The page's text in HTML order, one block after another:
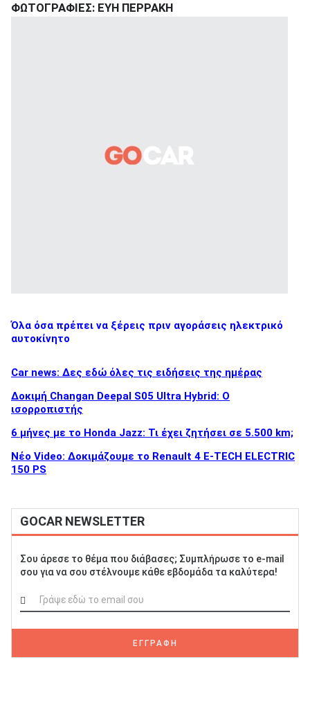
ΦΩΤΟΓΡΑΦΙΕΣ: ΕΥΗ ΠΕΡΡΑΚΗ
Όλα όσα πρέπει να ξέρεις πριν αγοράσεις ηλεκτρικό
αυτοκίνητο
Car news: Δες εδώ όλες τις ειδήσεις της ημέρας
Δοκιμή Changan Deepal S05 Ultra Hybrid: Ο
ισορροπιστής
6 μήνες με το Honda Jazz: Τι έχει ζητήσει σε 5.500 km;
Νέο Video: Δοκιμάζουμε το Renault 4 E-TECH ELECTRIC
150 PS
GOCAR NEWSLETTER
Σου άρεσε το θέμα που διάβασες; Συμπλήρωσε το e-mail
σου για να σου στέλνουμε κάθε εβδομάδα τα καλύτερα!
ΕΓΓΡΑΦΗ